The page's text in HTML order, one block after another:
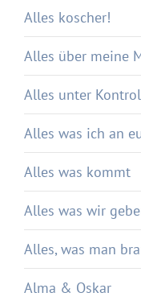
Alles koscher!
Alles über meine
Alles unter
Alles was ich an
Alles was kommt
Alles was wir
Alles, was man
Alma & Oskar